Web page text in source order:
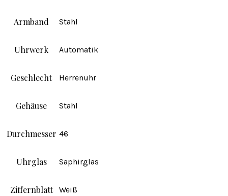
Armband Stahl
Uhrwerk Automatik
Geschlecht Herrenuhr
Gehäuse Stahl
Durchmesser 46
Uhrglas Saphirglas
Ziffernblatt Weiß